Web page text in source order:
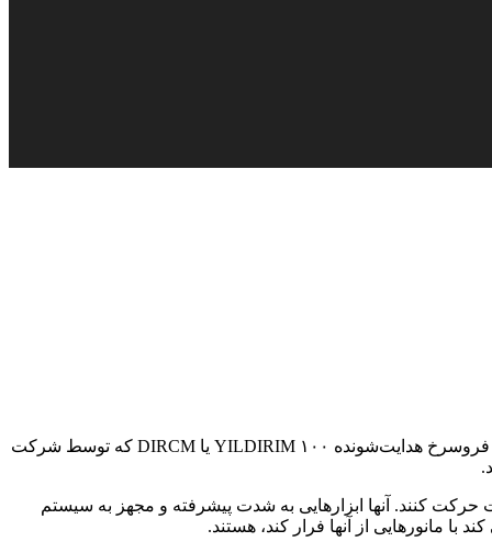
به گزارش خبرگزاری مهر به نقل از نیواطلس، بسیاری از اوقات لیزرها به عنوان اسلحه به کار گرفته می شوند اما سامانه مقابله با تهدیدات فروسرخ هدایت‌شونده YILDIRIM ۱۰۰ یا DIRCM که توسط شرکت
کنند. آنها ابزارهایی به شدت پیشرفته و مجهز به سیستم
از آنها فرار کند، هستند.